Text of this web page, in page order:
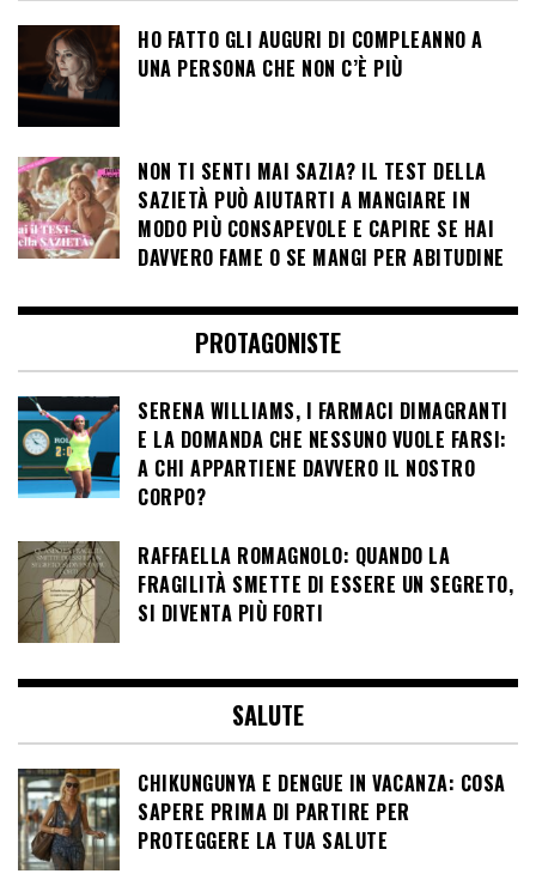
HO FATTO GLI AUGURI DI COMPLEANNO A
UNA PERSONA CHE NON C’È PIÙ
NON TI SENTI MAI SAZIA? IL TEST DELLA
SAZIETÀ PUÒ AIUTARTI A MANGIARE IN
MODO PIÙ CONSAPEVOLE E CAPIRE SE HAI
DAVVERO FAME O SE MANGI PER ABITUDINE
PROTAGONISTE
SERENA WILLIAMS, I FARMACI DIMAGRANTI
E LA DOMANDA CHE NESSUNO VUOLE FARSI:
A CHI APPARTIENE DAVVERO IL NOSTRO
CORPO?
RAFFAELLA ROMAGNOLO: QUANDO LA
FRAGILITÀ SMETTE DI ESSERE UN SEGRETO,
SI DIVENTA PIÙ FORTI
SALUTE
CHIKUNGUNYA E DENGUE IN VACANZA: COSA
SAPERE PRIMA DI PARTIRE PER
PROTEGGERE LA TUA SALUTE